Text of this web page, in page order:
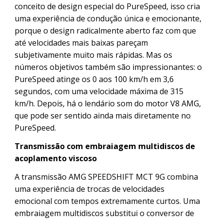
conceito de design especial do PureSpeed, isso cria
uma experiência de condução única e emocionante,
porque o design radicalmente aberto faz com que
até velocidades mais baixas pareçam
subjetivamente muito mais rápidas. Mas os
números objetivos também são impressionantes: o
PureSpeed atinge os 0 aos 100 km/h em 3,6
segundos, com uma velocidade máxima de 315
km/h. Depois, há o lendário som do motor V8 AMG,
que pode ser sentido ainda mais diretamente no
PureSpeed.
Transmissão com embraiagem multidiscos de
acoplamento viscoso
A transmissão AMG SPEEDSHIFT MCT 9G combina
uma experiência de trocas de velocidades
emocional com tempos extremamente curtos. Uma
embraiagem multidiscos substitui o conversor de